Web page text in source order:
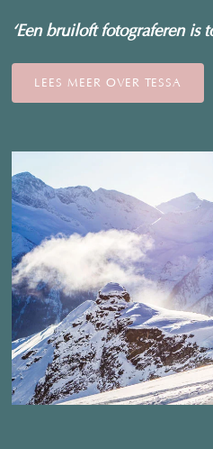
‘Een bruiloft fotograferen is
LEES MEER OVER TESSA